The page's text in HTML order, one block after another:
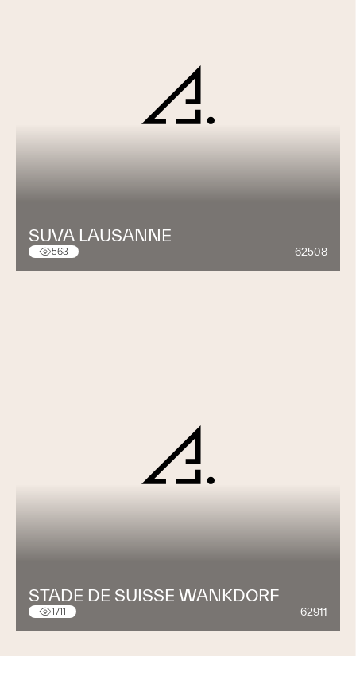
SUVA LAUSANNE
563 62508
STADE DE SUISSE WANKDORF
1711 62911